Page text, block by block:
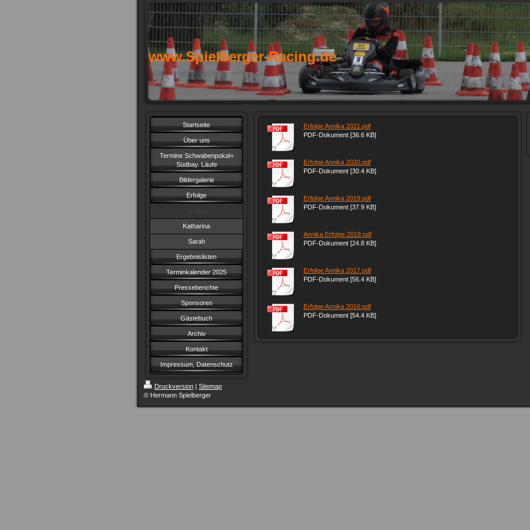
www.Spielberger-Racing.de
Startseite
Über uns
Termine Schwabenpokal+
Südbay. Läufe
Bildergalerie
Erfolge
Katharina
Sarah
Ergebnislisten
Terminkalender 2025
Presseberichte
Sponsoren
Gästebuch
Archiv
Kontakt
Impressum, Datenschutz
Erfolge Annika 2021.pdf
PDF-Dokument [36.6 KB]
Erfolge Annika 2020.pdf
PDF-Dokument [30.4 KB]
Erfolge Annika 2019.pdf
PDF-Dokument [37.9 KB]
Annika Erfolge 2018.pdf
PDF-Dokument [24.8 KB]
Erfolge Annika 2017.pdf
PDF-Dokument [56.4 KB]
Erfolge Annika 2016.pdf
PDF-Dokument [54.4 KB]
Druckversion | Sitemap
© Hermann Spielberger